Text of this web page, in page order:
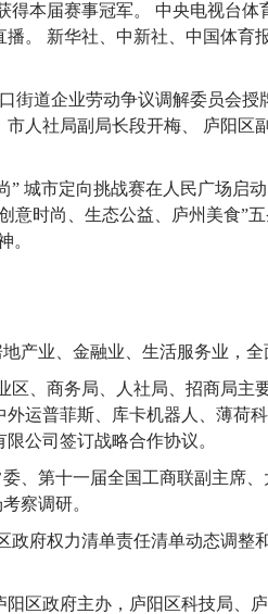
得本届赛事冠军。 中央电视台体
。 新华社、中新社、中国体育
街道企业劳动争议调解委员会授
人社局副局长段开梅、 庐阳区
” 城市定向挑战赛在人民广场启
意时尚、生态公益、庐州美食”
。
产业、金融业、生活服务业，全
区、商务局、人社局、招商局主
外运普菲斯、库卡机器人、薄荷
公司签订战略合作协议。
、第十一届全国工商联副主席
察调研。
政府权力清单责任清单动态调整
阳区政府主办，庐阳区科技局、